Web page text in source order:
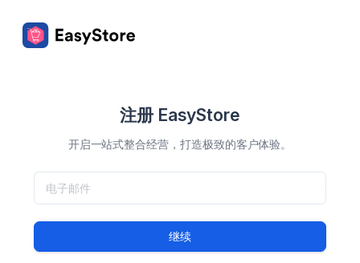
注册 EasyStore
开启一站式整合经营，打造极致的客户体验。
继续